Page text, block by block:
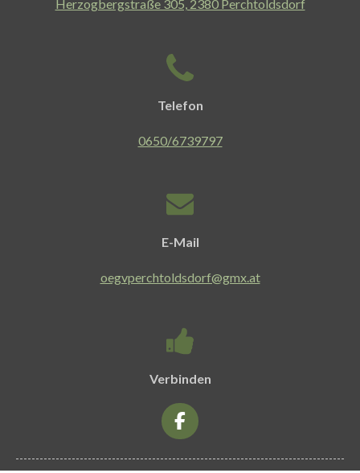
Herzogbergstraße 305, 2380 Perchtoldsdorf
Telefon
0650/6739797
E-Mail
oegvperchtoldsdorf@gmx.at
Verbinden
F
a
c